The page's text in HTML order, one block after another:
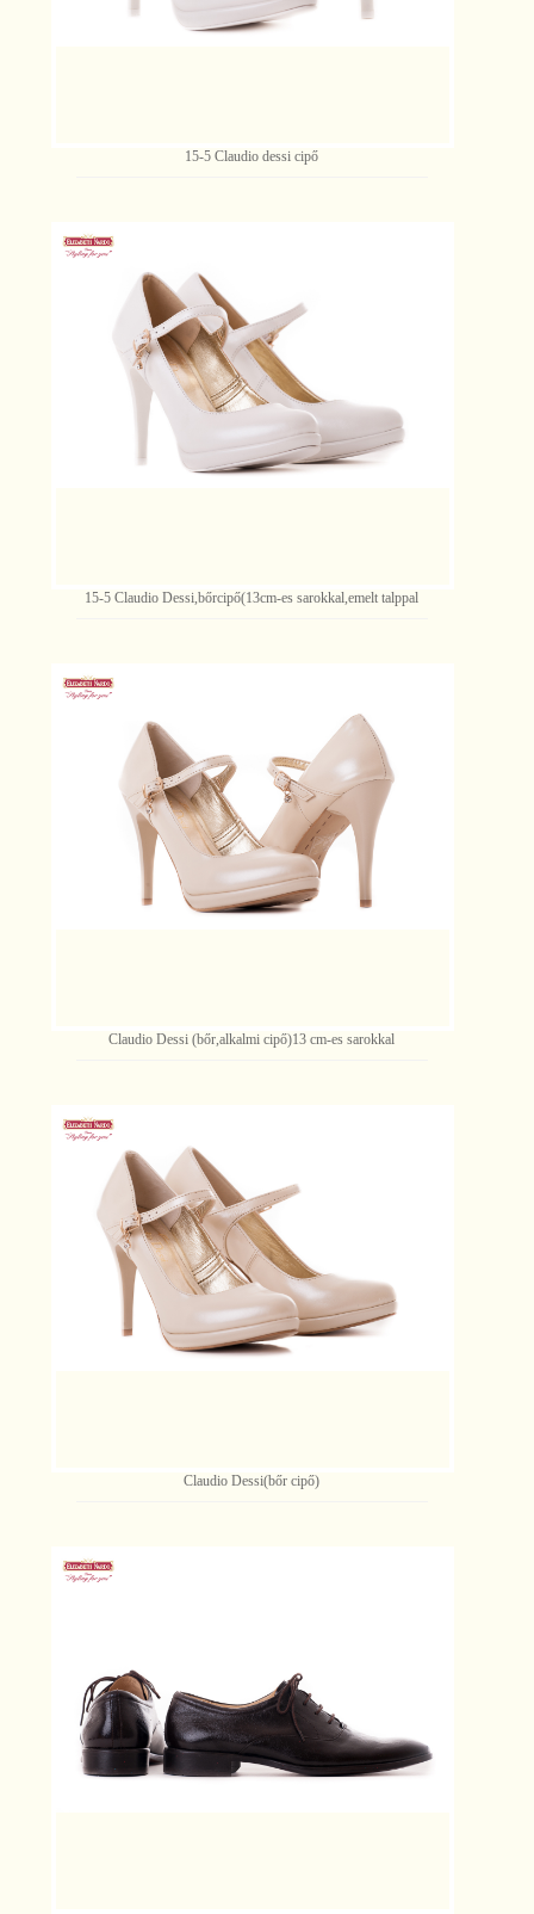
15-5 Claudio dessi cipő
15-5 Claudio Dessi,bőrcipő(13cm-es sarokkal,emelt talppal
Claudio Dessi (bőr,alkalmi cipő)13 cm-es sarokkal
Claudio Dessi(bőr cipő)